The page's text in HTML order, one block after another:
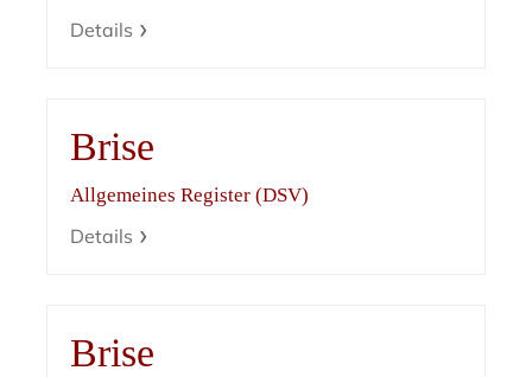
Details
Brise
Allgemeines Register (DSV)
Details
Brise